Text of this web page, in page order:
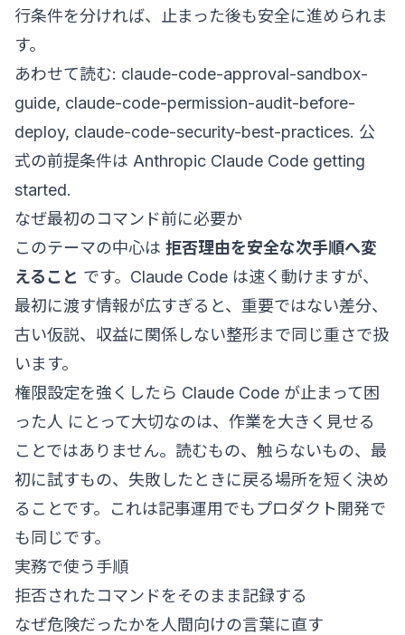
行条件を分ければ、止まった後も安全に進められま
す。
あわせて読む: claude-code-approval-sandbox-
guide, claude-code-permission-audit-before-
deploy, claude-code-security-best-practices. 公
式の前提条件は Anthropic Claude Code getting
started.
なぜ最初のコマンド前に必要か
このテーマの中心は 拒否理由を安全な次手順へ変
えること です。Claude Code は速く動けますが、
最初に渡す情報が広すぎると、重要ではない差分、
古い仮説、収益に関係しない整形まで同じ重さで扱
います。
権限設定を強くしたら Claude Code が止まって困
った人 にとって大切なのは、作業を大きく見せる
ことではありません。読むもの、触らないもの、最
初に試すもの、失敗したときに戻る場所を短く決め
ることです。これは記事運用でもプロダクト開発で
も同じです。
実務で使う手順
拒否されたコマンドをそのまま記録する
なぜ危険だったかを人間向けの言葉に直す